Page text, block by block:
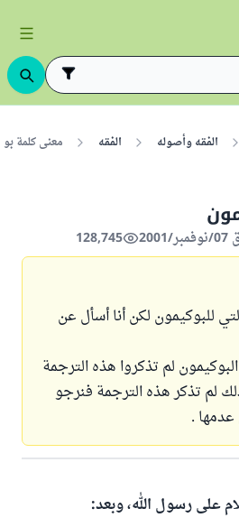
الفقه وأصوله الفقه معنى كلمة
128,745
للبوكيمون لكن أنا أسأل عن
لم تذكروا هذه الترجمة
لم تذكر هذه الترجمة فنرجو
.
على رسول الله، وبعد: